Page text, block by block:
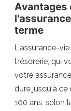
Avantages
terme
L'assurance-
trésorerie, qui
votre
dure jusqu'à ce
100 ans, selon